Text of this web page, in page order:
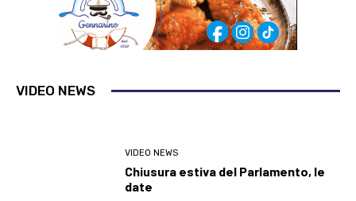
VIDEO NEWS
VIDEO NEWS
Chiusura estiva del Parlamento, le
date